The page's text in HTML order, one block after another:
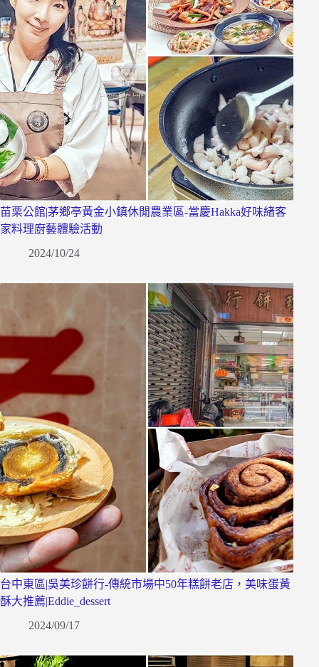
苗栗公館|茅鄉亭黃金小鎮休閒農業區-當慶Hakka好味緒客
家料理廚藝體驗活動
2024/10/24
台中東區|吳美珍餅行-傳統市場中50年糕餅老店，美味蛋黃
酥大推薦|Eddie_dessert
2024/09/17